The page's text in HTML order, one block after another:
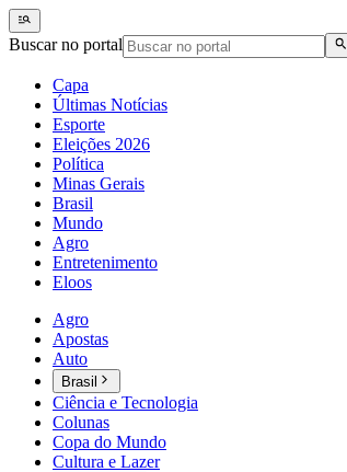
Buscar no portal
Capa
Últimas Notícias
Esporte
Eleições 2026
Política
Minas Gerais
Brasil
Mundo
Agro
Entretenimento
Eloos
Agro
Apostas
Auto
Brasil
Ciência e Tecnologia
Colunas
Copa do Mundo
Cultura e Lazer